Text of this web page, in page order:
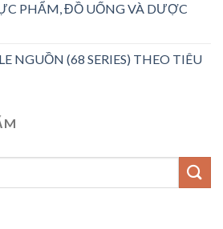
PHẨM, ĐỒ UỐNG VÀ DƯỢC
NGUỒN (68 SERIES) THEO TIÊU